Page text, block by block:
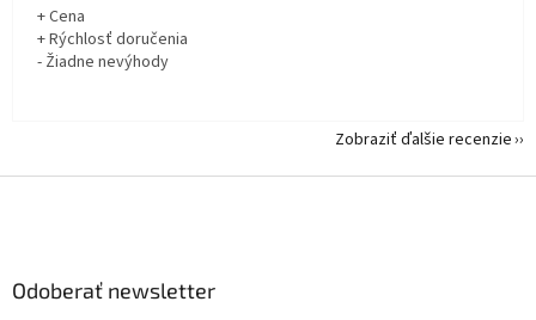
+ Cena
+ Rýchlosť doručenia
- Žiadne nevýhody
Zobraziť ďalšie recenzie
Odoberať newsletter